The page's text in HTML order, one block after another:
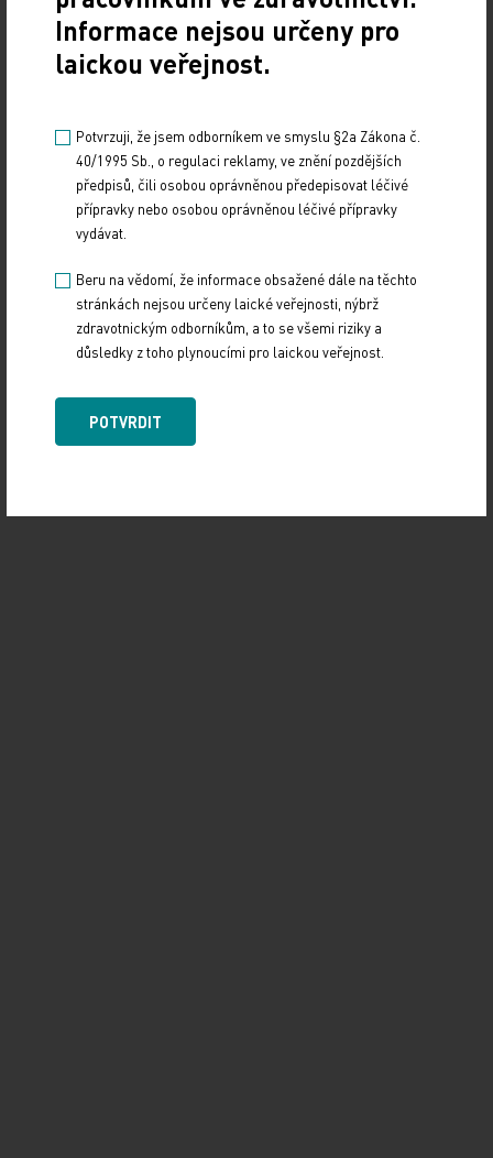
Informace nejsou určeny pro
laickou veřejnost.
Potvrzuji, že jsem odborníkem ve smyslu §2a Zákona č.
40/1995 Sb., o regulaci reklamy, ve znění pozdějších
předpisů, čili osobou oprávněnou předepisovat léčivé
přípravky nebo osobou oprávněnou léčivé přípravky
vydávat.
Beru na vědomí, že informace obsažené dále na těchto
stránkách nejsou určeny laické veřejnosti, nýbrž
zdravotnickým odborníkům, a to se všemi riziky a
důsledky z toho plynoucími pro laickou veřejnost.
POTVRDIT